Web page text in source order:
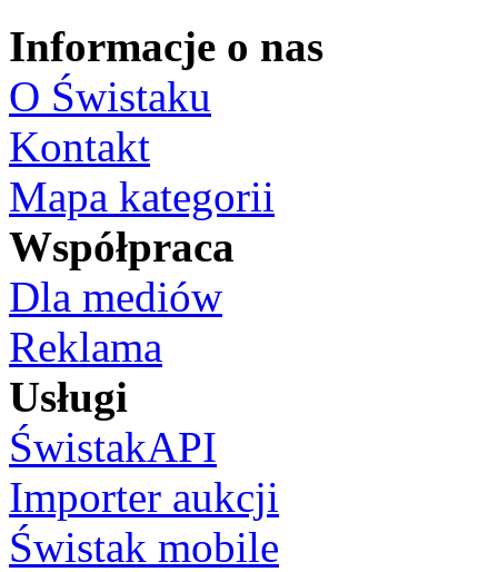
Informacje o nas
O Świstaku
Kontakt
Mapa kategorii
Współpraca
Dla mediów
Reklama
Usługi
ŚwistakAPI
Importer aukcji
Świstak mobile